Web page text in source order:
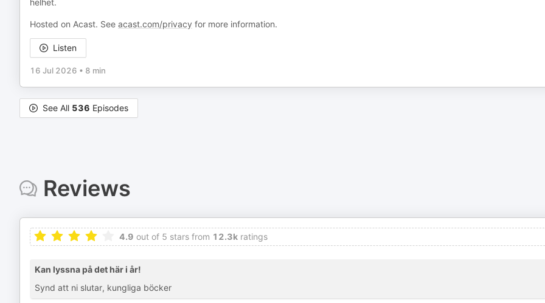
helhet.
Hosted on Acast. See acast.com/privacy for more information.
Listen
16 Jul 2026 • 8 min
See All 536 Episodes
Reviews
4.9 out of 5 stars from 12.3k ratings
Kan lyssna på det här i år!
Synd att ni slutar, kungliga böcker